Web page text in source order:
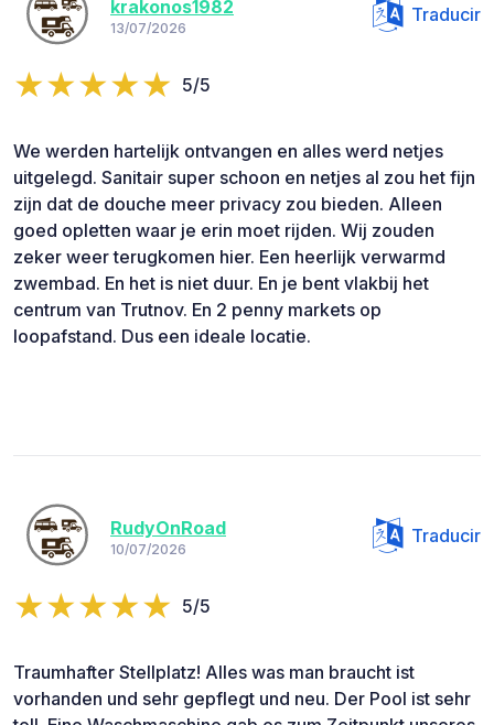
krakonos1982
13/07/2026
Traducir
5/5
We werden hartelijk ontvangen en alles werd netjes
uitgelegd. Sanitair super schoon en netjes al zou het fijn
zijn dat de douche meer privacy zou bieden. Alleen
goed opletten waar je erin moet rijden. Wij zouden
zeker weer terugkomen hier. Een heerlijk verwarmd
zwembad. En het is niet duur. En je bent vlakbij het
centrum van Trutnov. En 2 penny markets op
loopafstand. Dus een ideale locatie.
RudyOnRoad
10/07/2026
Traducir
5/5
Traumhafter Stellplatz! Alles was man braucht ist
vorhanden und sehr gepflegt und neu. Der Pool ist sehr